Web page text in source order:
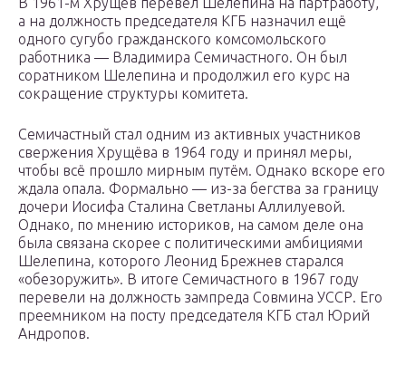
а на должность председателя КГБ назначил ещё
одного сугубо гражданского комсомольского
работника — Владимира Семичастного. Он был
соратником Шелепина и продолжил его курс на
сокращение структуры комитета.
Семичастный стал одним из активных участников
свержения Хрущёва в 1964 году и принял меры,
чтобы всё прошло мирным путём. Однако вскоре его
ждала опала. Формально — из-за бегства за границу
дочери Иосифа Сталина Светланы Аллилуевой.
Однако, по мнению историков, на самом деле она
была связана скорее с политическими амбициями
Шелепина, которого Леонид Брежнев старался
«обезоружить». В итоге Семичастного в 1967 году
перевели на должность зампреда Совмина УССР. Его
преемником на посту председателя КГБ стал Юрий
Андропов.